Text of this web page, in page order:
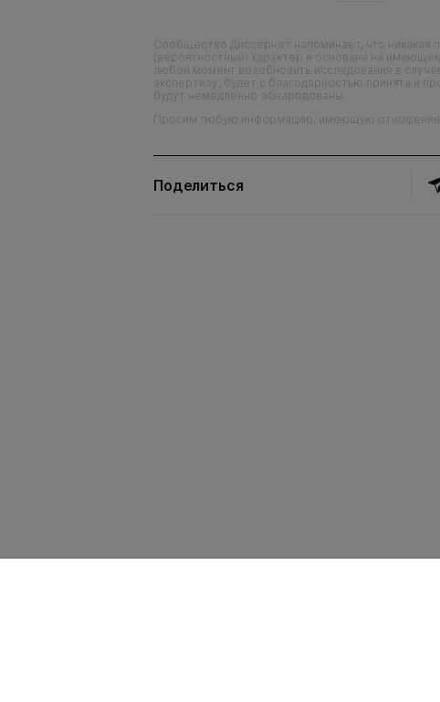
Сообщество Диссернет напоминает, что никакая
(вероятностный) характер и основана на
любой момент возобновить исследования в
экспертизу, будет с благодарностью принята и
будут немедленно обнародованы.
Просим любую информацию, имеющую отношение
Поделиться